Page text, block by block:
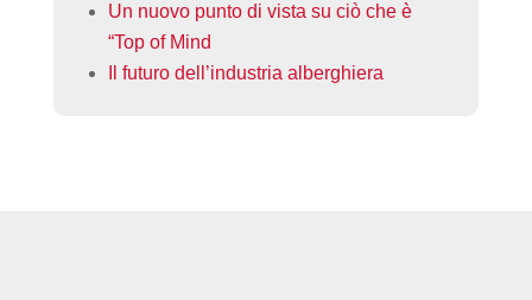
Un nuovo punto di vista su ciò che è
“Top of Mind
Il futuro dell’industria alberghiera